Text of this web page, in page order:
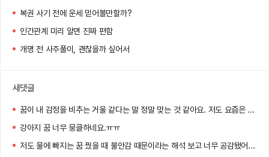
복권 사기 전에 운세 믿어볼만할까?
인간관계 미리 알면 진짜 편함
개명 전 사주풀이, 괜찮을까 싶어서
새댓글
꿈이 내 감정을 비추는 거울 같다는 말 정말 맞는 것 같아요. 저도 요즘은 아침마다 꿈을 기록하게 됐어요 :)
강아지 꿈 너무 뭉클하네요.ㅠㅠ
저도 물에 빠지는 꿈 꿨을 때 불안감 때문이라는 해석 보고 너무 공감됐어요…